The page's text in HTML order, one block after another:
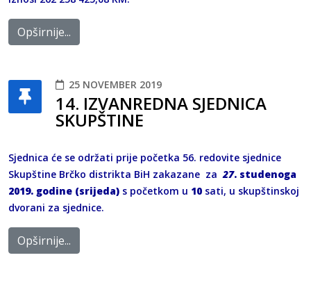
Opširnije...
25 NOVEMBER 2019
14. IZVANREDNA SJEDNICA
SKUPŠTINE
Sjednica će se održati prije početka 56. redovite sjednice
Skupštine Brčko distrikta BiH zakazane za 27. studenoga
2019. godine (srijeda) s početkom u 10 sati, u skupštinskoj
dvorani za sjednice.
Opširnije...